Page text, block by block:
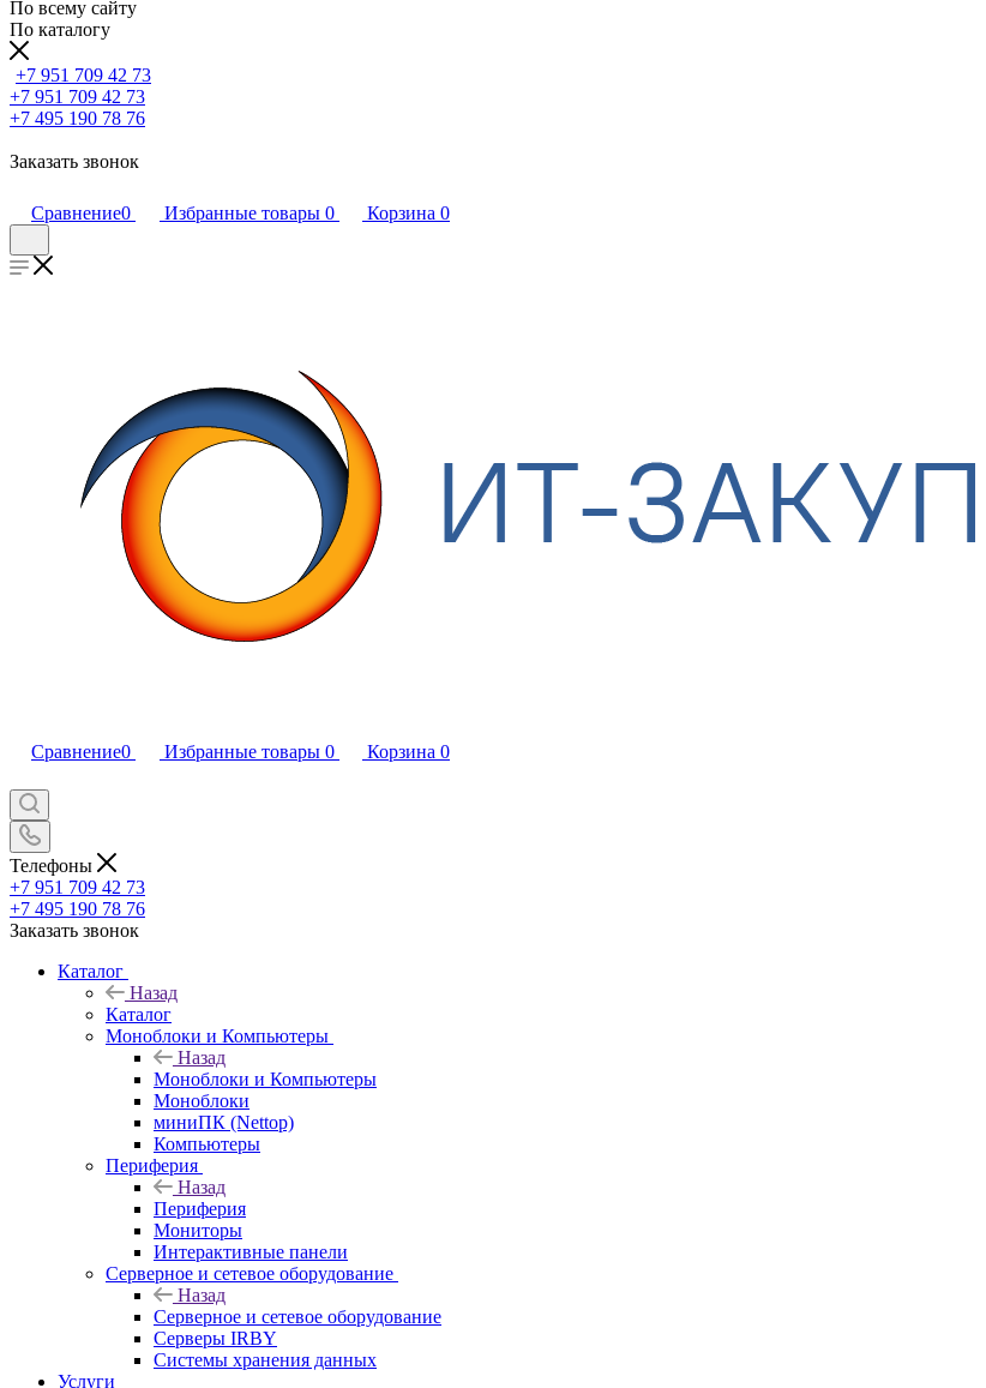
По всему сайту
По каталогу
+7 951 709 42 73
+7 951 709 42 73
+7 495 190 78 76
Заказать звонок
Сравнение0 Избранные товары 0 Корзина 0
Сравнение0 Избранные товары 0 Корзина 0
Телефоны
+7 951 709 42 73
+7 495 190 78 76
Заказать звонок
Каталог
Назад
Каталог
Моноблоки и Компьютеры
Назад
Моноблоки и Компьютеры
Моноблоки
миниПК (Nettop)
Компьютеры
Периферия
Назад
Периферия
Мониторы
Интерактивные панели
Серверное и сетевое оборудование
Назад
Серверное и сетевое оборудование
Серверы IRBY
Системы хранения данных
Услуги